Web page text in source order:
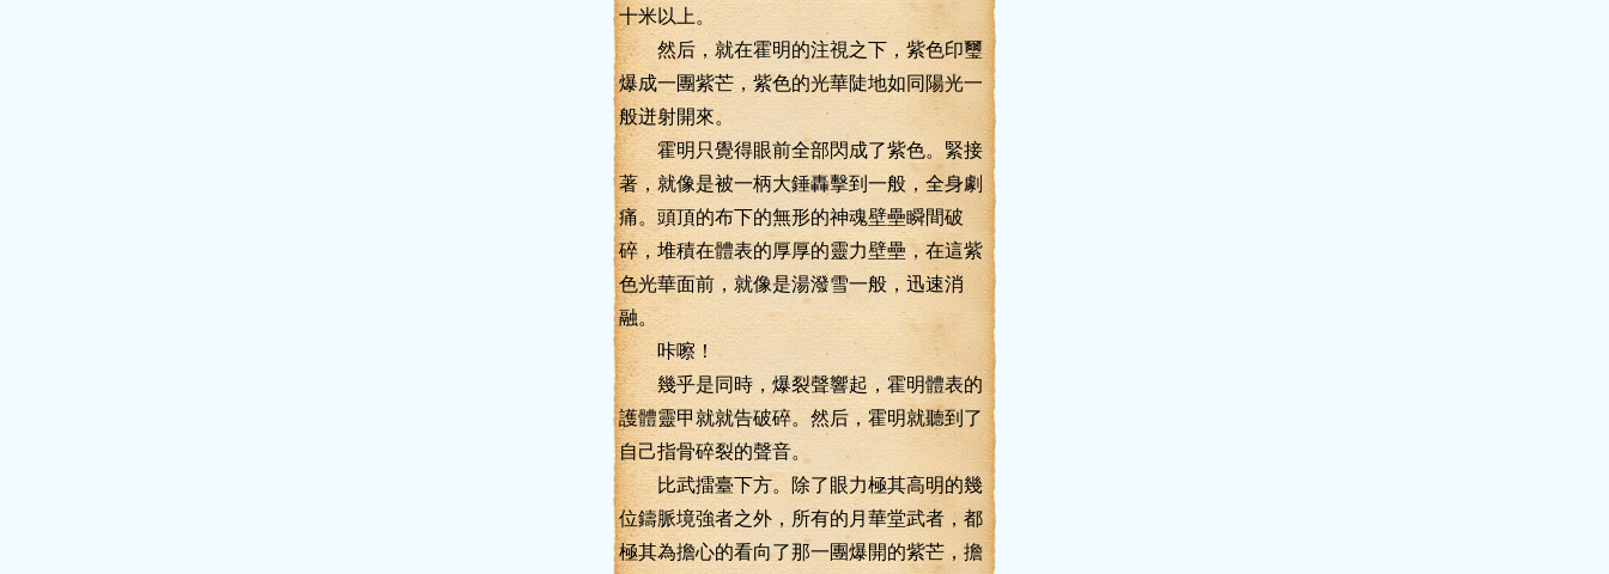
十米以上。
然后，就在霍明的注視之下，紫色印璽
爆成一團紫芒，紫色的光華陡地如同陽光一
般迸射開來。
霍明只覺得眼前全部閃成了紫色。緊接
著，就像是被一柄大錘轟擊到一般，全身劇
痛。頭頂的布下的無形的神魂壁壘瞬間破
碎，堆積在體表的厚厚的靈力壁壘，在這紫
色光華面前，就像是湯潑雪一般，迅速消
融。
咔嚓！
幾乎是同時，爆裂聲響起，霍明體表的
護體靈甲就就告破碎。然后，霍明就聽到了
自己指骨碎裂的聲音。
比武擂臺下方。除了眼力極其高明的幾
位鑄脈境強者之外，所有的月華堂武者，都
極其為擔心的看向了那一團爆開的紫芒，擔